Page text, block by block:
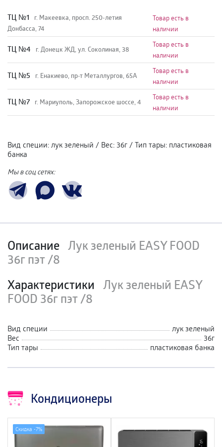
TЦ №1
г. Макеевка, просп. 250-летия
Донбасса, 74
Товар есть в
наличии
TЦ №4 г. Донецк ЖД, ул. Соколиная, 38
Товар есть в
наличии
TЦ №5 г. Енакиево, пр-т Металлургов, 65А
Товар есть в
наличии
ТЦ №7 г. Мариуполь, Запорожское шоссе, 4
Товар есть в
наличии
Вид специи: лук зеленый / Вес: 36г / Тип тары: пластиковая
банка
Мы в соц сетях:
Описание Лук зеленый EASY FOOD
36г пэт /8
Характеристики Лук зеленый EASY
FOOD 36г пэт /8
Вид специи
лук зеленый
Вес
36г
Тип тары
пластиковая банка
Кондиционеры
Скидка -7%